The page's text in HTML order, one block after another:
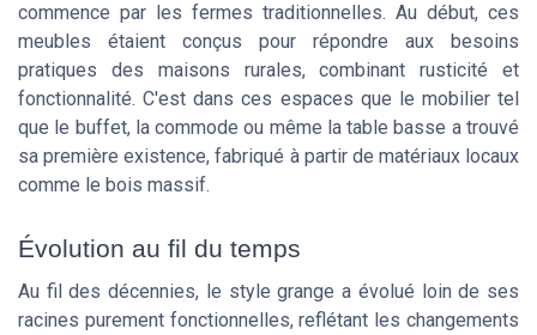
commence par les fermes traditionnelles. Au début, ces
meubles étaient conçus pour répondre aux besoins
pratiques des maisons rurales, combinant rusticité et
fonctionnalité. C'est dans ces espaces que le mobilier tel
que le buffet, la commode ou même la table basse a trouvé
sa première existence, fabriqué à partir de matériaux locaux
comme le bois massif.
Évolution au fil du temps
Au fil des décennies, le style grange a évolué loin de ses
racines purement fonctionnelles, reflétant les changements